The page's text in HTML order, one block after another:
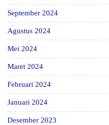
September 2024
Agustus 2024
Mei 2024
Maret 2024
Februari 2024
Januari 2024
Desember 2023